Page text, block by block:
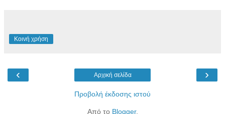
Κοινή χρήση
‹ ›
Αρχική σελίδα
Προβολή έκδοσης ιστού
Από το Blogger.